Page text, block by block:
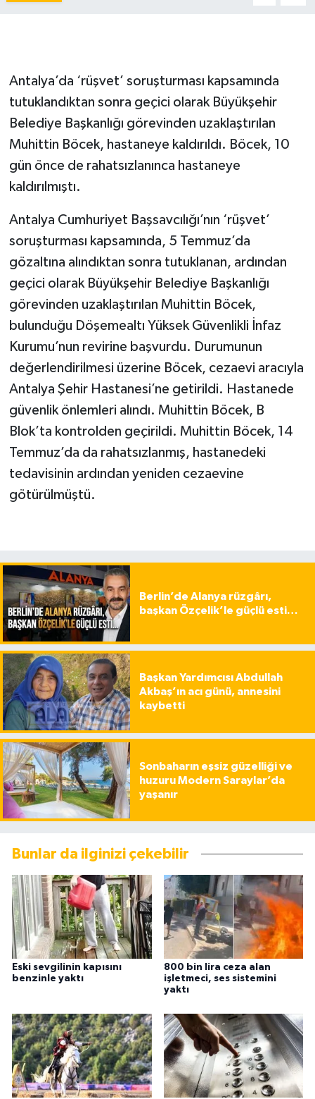
Antalya’da ‘rüşvet’ soruşturması kapsamında
tutuklandıktan sonra geçici olarak Büyükşehir
Belediye Başkanlığı görevinden uzaklaştırılan
Muhittin Böcek, hastaneye kaldırıldı. Böcek, 10
gün önce de rahatsızlanınca hastaneye
kaldırılmıştı.
Antalya Cumhuriyet Başsavcılığı’nın ‘rüşvet’
soruşturması kapsamında, 5 Temmuz’da
gözaltına alındıktan sonra tutuklanan, ardından
geçici olarak Büyükşehir Belediye Başkanlığı
görevinden uzaklaştırılan Muhittin Böcek,
bulunduğu Döşemealtı Yüksek Güvenlikli İnfaz
Kurumu’nun revirine başvurdu. Durumunun
değerlendirilmesi üzerine Böcek, cezaevi aracıyla
Antalya Şehir Hastanesi’ne getirildi. Hastanede
güvenlik önlemleri alındı. Muhittin Böcek, B
Blok’ta kontrolden geçirildi. Muhittin Böcek, 14
Temmuz’da da rahatsızlanmış, hastanedeki
tedavisinin ardından yeniden cezaevine
götürülmüştü.
Berlin’de Alanya rüzgârı,
başkan Özçelik’le güçlü esti…
Başkan Yardımcısı Abdullah
Akbaş’ın acı günü, annesini
kaybetti
Sonbaharın eşsiz güzelliği ve
huzuru Modern Saraylar’da
yaşanır
Bunlar da ilginizi çekebilir
Eski sevgilinin kapısını
benzinle yaktı
800 bin lira ceza alan
işletmeci, ses sistemini
yaktı